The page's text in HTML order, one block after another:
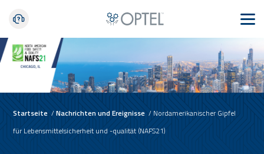
Startseite /Nachrichten und Ereignisse / Nordamerikanischer Gipfel
für Lebensmittelsicherheit und -qualität (NAFS21)